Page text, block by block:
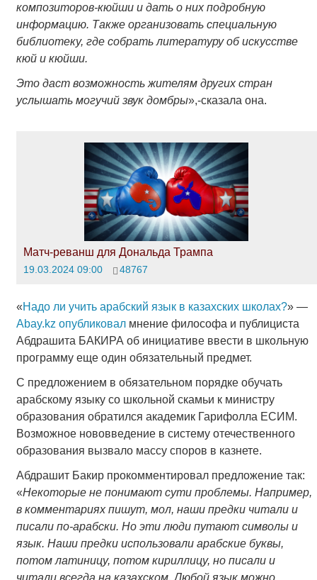
композиторов-кюйши и дать о них подробную
информацию. Также организовать специальную
библиотеку, где собрать литературу об искусстве
кюй и кюйши.
Это даст возможность жителям других стран
услышать могучий звук домбры»,-сказала она.
Матч-реванш для Дональда Трампа
19.03.2024 09:00 48767
«Надо ли учить арабский язык в казахских школах?» —
Abay.kz опубликовалмнение философа и публициста
Абдрашита БАКИРА об инициативе ввести в школьную
программу еще один обязательный предмет.
С предложением в обязательном порядке обучать
арабскому языку со школьной скамьи к министру
образования обратился академик Гарифолла ЕСИМ.
Возможное нововведение в систему отечественного
образования вызвало массу споров в казнете.
Абдрашит Бакир прокомментировал предложение так:
«Некоторые не понимают сути проблемы. Например,
в комментариях пишут, мол, наши предки читали и
писали по-арабски. Но эти люди путают символы и
язык. Наши предки использовали арабские буквы,
потом латиницу, потом кириллицу, но писали и
читали всегда на казахском. Любой язык можно